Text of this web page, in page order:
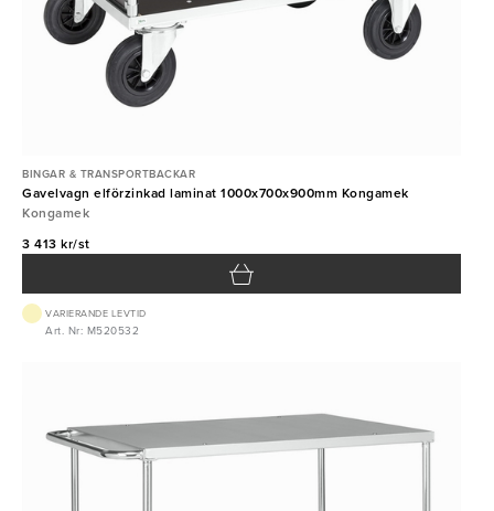
BINGAR & TRANSPORTBACKAR
Gavelvagn elförzinkad laminat 1000x700x900mm Kongamek
Kongamek
3 413 kr/st
VARIERANDE LEVTID
Art. Nr: M520532